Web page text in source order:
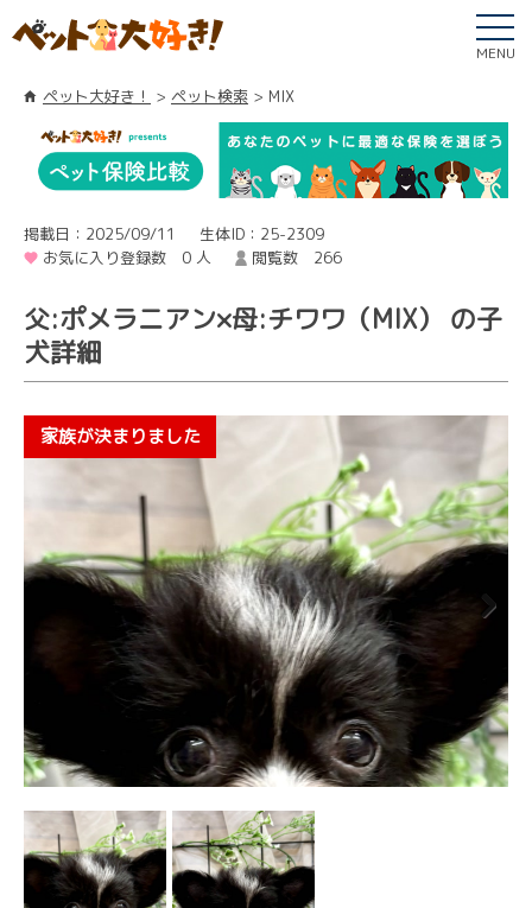
MENU
ペット大好き！ ペット検索 MIX
掲載日：2025/09/11
生体ID：25-2309
お気に入り登録数 0 人
閲覧数 266
父:ポメラニアン×母:チワワ（MIX） の子
犬詳細